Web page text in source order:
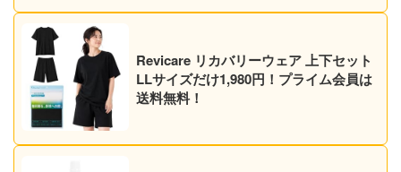
Revicare リカバリーウェア 上下セット
LLサイズだけ1,980円！プライム会員は
送料無料！